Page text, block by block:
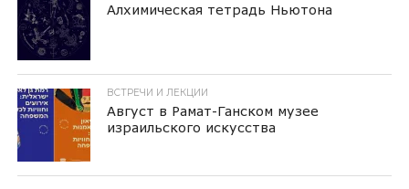
Алхимическая тетрадь Ньютона
ВСТРЕЧИ И ЛЕКЦИИ
Август в Рамат-Ганском музее
израильского искусства